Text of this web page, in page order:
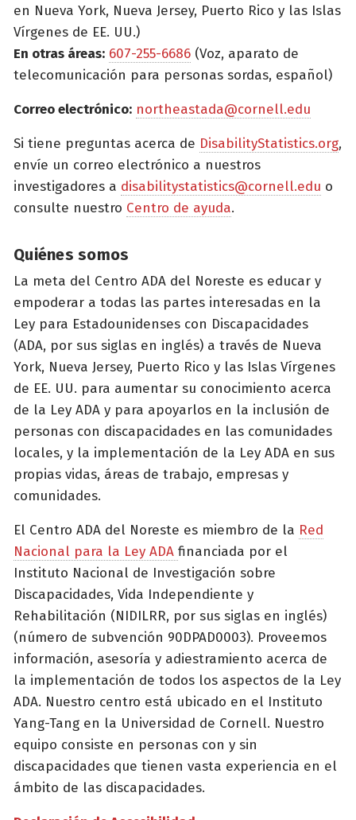
en Nueva York, Nueva Jersey, Puerto Rico y las Islas
Vírgenes de EE. UU.)
En otras áreas: 607-255-6686 (Voz, aparato de
telecomunicación para personas sordas, español)
Correo electrónico: northeastada@cornell.edu
Si tiene preguntas acerca de DisabilityStatistics.org,
envíe un correo electrónico a nuestros
investigadores a disabilitystatistics@cornell.edu o
consulte nuestro Centro de ayuda.
Quiénes somos
La meta del Centro ADA del Noreste es educar y
empoderar a todas las partes interesadas en la
Ley para Estadounidenses con Discapacidades
(ADA, por sus siglas en inglés) a través de Nueva
York, Nueva Jersey, Puerto Rico y las Islas Vírgenes
de EE. UU. para aumentar su conocimiento acerca
de la Ley ADA y para apoyarlos en la inclusión de
personas con discapacidades en las comunidades
locales, y la implementación de la Ley ADA en sus
propias vidas, áreas de trabajo, empresas y
comunidades.
El Centro ADA del Noreste es miembro de la Red
Nacional para la Ley ADA financiada por el
Instituto Nacional de Investigación sobre
Discapacidades, Vida Independiente y
Rehabilitación (NIDILRR, por sus siglas en inglés)
(número de subvención 90DPAD0003). Proveemos
información, asesoría y adiestramiento acerca de
la implementación de todos los aspectos de la Ley
ADA. Nuestro centro está ubicado en el Instituto
Yang-Tang en la Universidad de Cornell. Nuestro
equipo consiste en personas con y sin
discapacidades que tienen vasta experiencia en el
ámbito de las discapacidades.